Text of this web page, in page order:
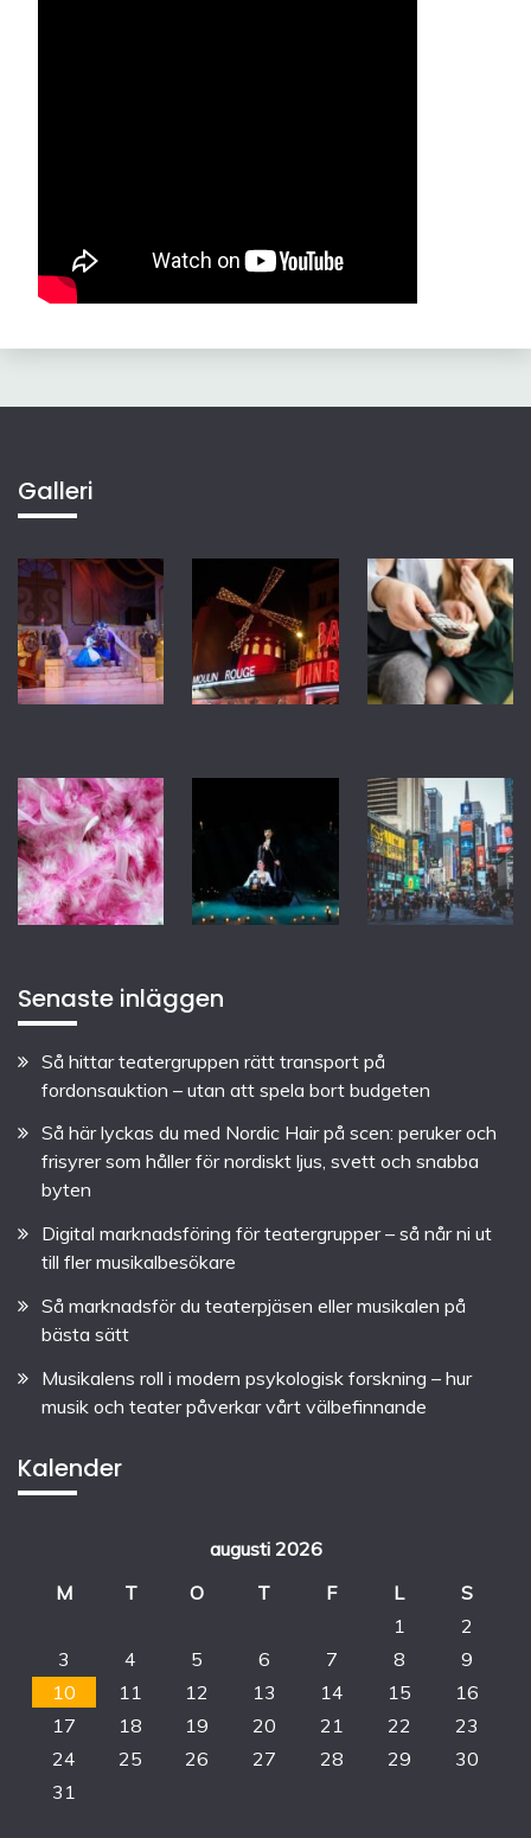
Galleri
Senaste inläggen
Så hittar teatergruppen rätt transport på
fordonsauktion – utan att spela bort budgeten
Så här lyckas du med Nordic Hair på scen: peruker och
frisyrer som håller för nordiskt ljus, svett och snabba
byten
Digital marknadsföring för teatergrupper – så når ni ut
till fler musikalbesökare
Så marknadsför du teaterpjäsen eller musikalen på
bästa sätt
Musikalens roll i modern psykologisk forskning – hur
musik och teater påverkar vårt välbefinnande
Kalender
augusti 2026
M
T O T F L
S
1
2
3
4 5 6 7 8
9
10
11 12 13 14 15
16
17
18 19 20 21 22
23
24
25 26 27 28 29
30
31